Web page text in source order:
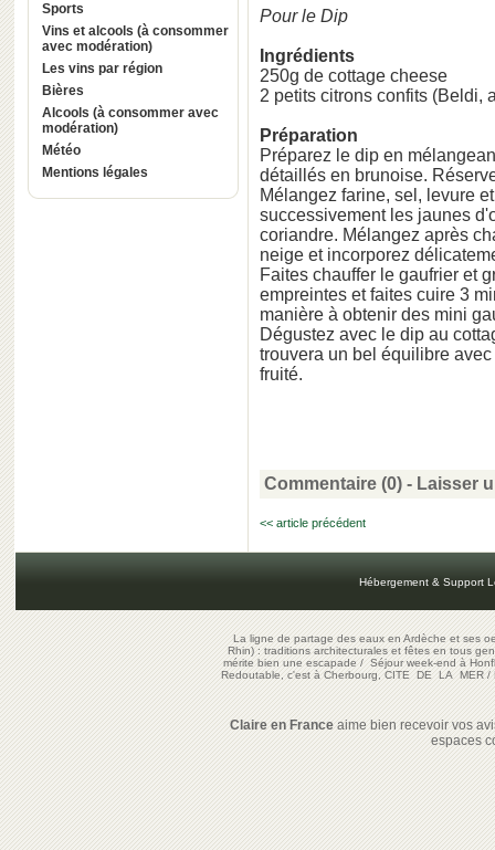
Sports
Vins et alcools (à consommer
avec modération)
Les vins par région
Bières
Alcools (à consommer avec
modération)
Météo
Mentions légales
Pour le Dip
Ingrédients
250g de cottage cheese
2 petits citrons confits (Beldi,
Préparation
Préparez le dip en
détaillés en brunoise.
Mélangez farine, sel, levure
successivement les jaunes
coriandre. Mélangez après
neige et incorporez
Faites chauffer le gaufrier et
empreintes et faites cuire 3
manière à obtenir des mini
Dégustez avec le dip au
trouvera un bel équilibre
fruité.
Commentaire (0) - Laisser
<< article précédent
Hébergement & Support
La ligne de partage des eaux en Ardèche et ses
Rhin) : traditions architecturales et fêtes en tous
mérite bien une escapade/Séjour week-end à
Redoutable, c'est à Cherbourg, CITE DE LA MER/
Claire en Franceaime bien recevoir vos
espaces